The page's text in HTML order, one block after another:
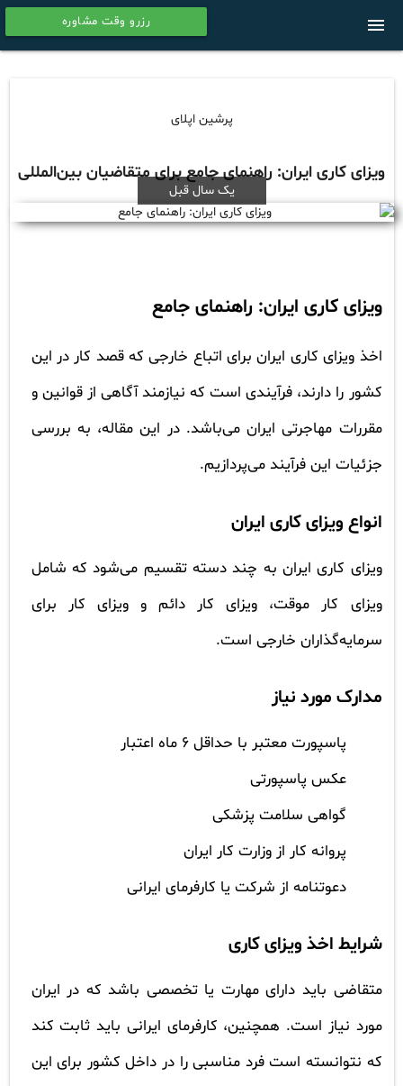
رزرو وقت مشاوره menu
پرشین اپلای
ویزای کاری ایران: راهنمای جامع برای متقاضیان بین‌المللی
یک سال قبل
ویزای کاری ایران: راهنمای جامع
اخذ ویزای کاری ایران برای اتباع خارجی که قصد کار در این
کشور را دارند، فرآیندی است که نیازمند آگاهی از قوانین و
مقررات مهاجرتی ایران می‌باشد. در این مقاله، به بررسی
جزئیات این فرآیند می‌پردازیم.
انواع ویزای کاری ایران
ویزای کاری ایران به چند دسته تقسیم می‌شود که شامل
ویزای کار موقت، ویزای کار دائم و ویزای کار برای
سرمایه‌گذاران خارجی است.
مدارک مورد نیاز
پاسپورت معتبر با حداقل ۶ ماه اعتبار
عکس پاسپورتی
گواهی سلامت پزشکی
پروانه کار از وزارت کار ایران
دعوتنامه از شرکت یا کارفرمای ایرانی
شرایط اخذ ویزای کاری
متقاضی باید دارای مهارت یا تخصصی باشد که در ایران
مورد نیاز است. همچنین، کارفرمای ایرانی باید ثابت کند
که نتوانسته است فرد مناسبی را در داخل کشور برای این